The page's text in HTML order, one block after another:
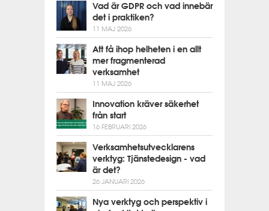
Vad är GDPR och vad innebär
det i praktiken?
11 MAJ 2026
Att få ihop helheten i en allt
mer fragmenterad
verksamhet
11 MAJ 2026
Innovation kräver säkerhet
från start
16 FEBRUARI 2026
Verksamhetsutvecklarens
verktyg: Tjänstedesign - vad
är det?
26 JANUARI 2026
Nya verktyg och perspektiv i